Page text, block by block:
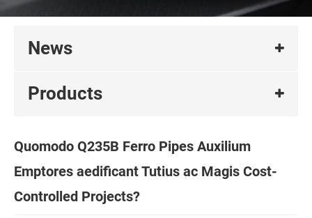
News
Products
Quomodo Q235B Ferro Pipes Auxilium
Emptores aedificant Tutius ac Magis Cost-
Controlled Projects?